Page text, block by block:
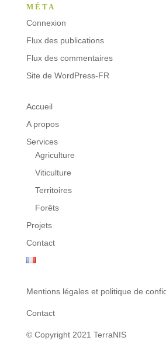
MÉTA
Connexion
Flux des publications
Flux des commentaires
Site de WordPress-FR
Accueil
A propos
Services
Agriculture
Viticulture
Territoires
Forêts
Projets
Contact
Mentions légales et politique de
Contact
© Copyright 2021 TerraNIS